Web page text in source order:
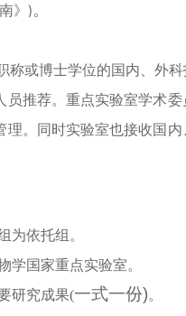
》)。
或博士学位的国内、外
推荐。重点实验室学术
。同时实验室也接收国
为依托组。
学国家重点实验室。
研究成果(一式一份)。